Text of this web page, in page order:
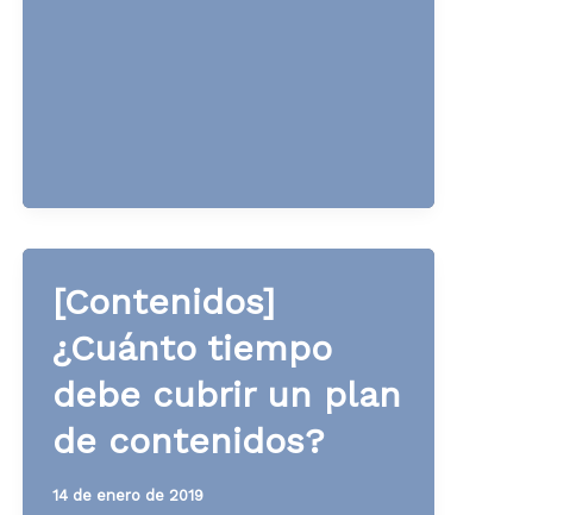
la
[Contenidos]
¿Cuánto tiempo
debe cubrir un plan
de contenidos?
14 de enero de 2019